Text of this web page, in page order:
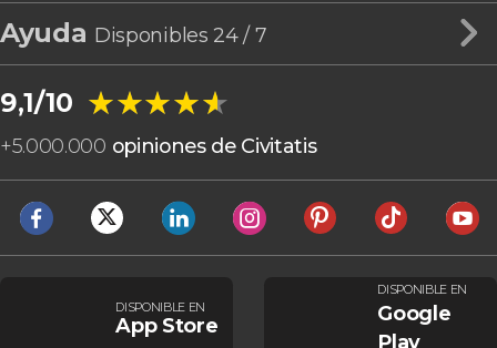
Ayuda Disponibles 24 / 7
9,1/10 ★★★★★
★★★★★
+5.000.000 opiniones de Civitatis
DISPONIBLE EN
App Store
DISPONIBLE EN
Google
Play